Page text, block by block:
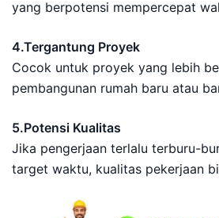
yang berpotensi mempercepat
4.Tergantung Proyek
Cocok untuk proyek yang lebih
pembangunan rumah baru atau
5.Potensi Kualitas
Jika pengerjaan terlalu terburu-
target waktu, kualitas pekerjaan